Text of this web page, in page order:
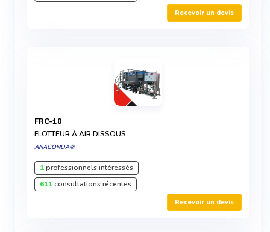
Recevoir un devis
FRC-10
FLOTTEUR À AIR DISSOUS
ANACONDA®
1professionnels intéressés
611consultations récentes
Recevoir un devis